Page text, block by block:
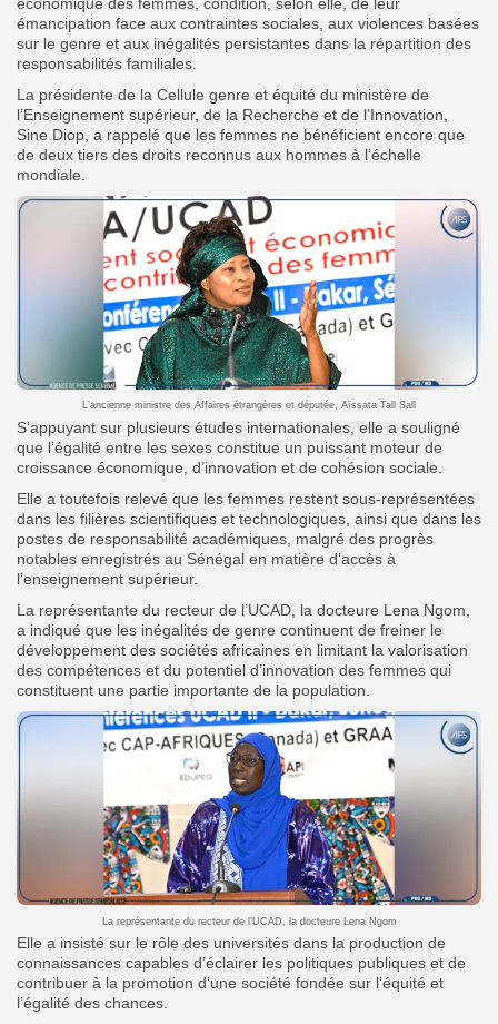
émancipation face aux contraintes sociales, aux violences basées
sur le genre et aux inégalités persistantes dans la répartition des
responsabilités familiales.
La présidente de la Cellule genre et équité du ministère de
l’Enseignement supérieur, de la Recherche et de l’Innovation,
Sine Diop, a rappelé que les femmes ne bénéficient encore que
de deux tiers des droits reconnus aux hommes à l’échelle
mondiale.
L’ancienne ministre des Affaires étrangères et députée, Aïssata Tall Sall
S’appuyant sur plusieurs études internationales, elle a souligné
que l’égalité entre les sexes constitue un puissant moteur de
croissance économique, d’innovation et de cohésion sociale.
Elle a toutefois relevé que les femmes restent sous-représentées
dans les filières scientifiques et technologiques, ainsi que dans les
postes de responsabilité académiques, malgré des progrès
notables enregistrés au Sénégal en matière d’accès à
l’enseignement supérieur.
La représentante du recteur de l’UCAD, la docteure Lena Ngom,
a indiqué que les inégalités de genre continuent de freiner le
développement des sociétés africaines en limitant la valorisation
des compétences et du potentiel d’innovation des femmes qui
constituent une partie importante de la population.
La représentante du recteur de l’UCAD, la docteure Lena Ngom
Elle a insisté sur le rôle des universités dans la production de
connaissances capables d’éclairer les politiques publiques et de
contribuer à la promotion d’une société fondée sur l’équité et
l’égalité des chances.